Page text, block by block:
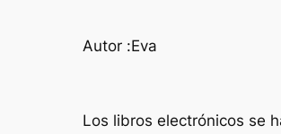
Autor :Eva
Los libros electrónicos se